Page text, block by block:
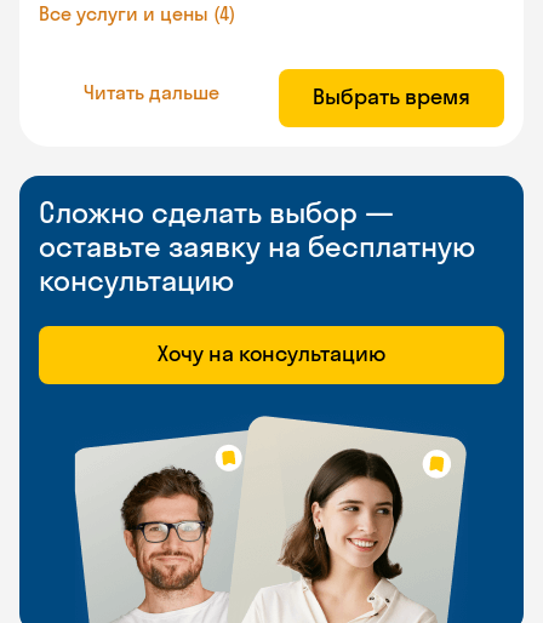
Все услуги и цены (4)
Читать дальше Выбрать время
Сложно сделать выбор —
оставьте заявку на бесплатную
консультацию
Хочу на консультацию